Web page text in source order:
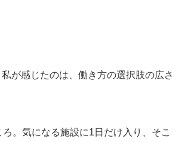
が感じたのは、働き方の選択肢の広さ
。気になる施設に1日だけ入り、そこ